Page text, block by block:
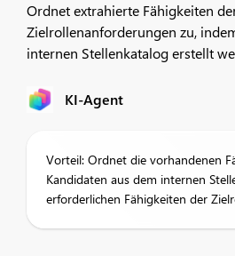
Ordnet extrahierte Fähigkeiten
Zielrollenanforderungen zu,
internen Stellenkatalog erstellt
KI-Agent
Vorteil: Ordnet die vorhandenen
Kandidaten aus dem internen
erforderlichen Fähigkeiten der